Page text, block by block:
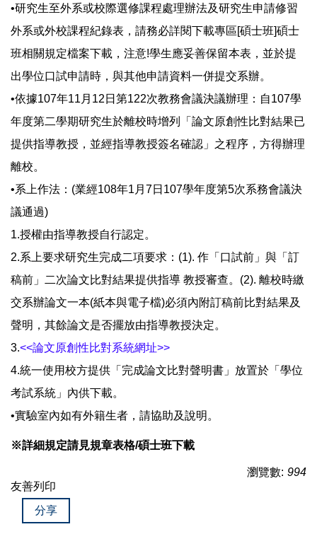
•研究生至外系或校際選修課程處理辦法及研究生申請修習
外系或外校課程紀錄表，請務必詳閱下載專區[碩士班]碩士
班相關規定檔案下載，注意!學生應妥善保留本表，並於提
出學位口試申請時，與其他申請資料一併提交系辦。
•依據107年11月12日第122次教務會議決議辦理：自107學
年度第二學期研究生於離校時增列「論文原創性比對結果已
提供指導教授，並經指導教授簽名確認」之程序，方得辦理
離校。
•系上作法：(業經108年1月7日107學年度第5次系務會議決
議通過)
1.授權由指導教授自行認定。
2.系上要求研究生完成二項要求：(1). 作「口試前」與「訂
稿前」二次論文比對結果提供指導 教授審查。(2). 離校時繳
交系辦論文一本(紙本與電子檔)必須內附訂稿前比對結果及
聲明，其餘論文是否擺放由指導教授決定。
3.<<論文原創性比對系統網址>>
4.統一使用校方提供「完成論文比對聲明書」放置於「學位
考試系統」內供下載。
•實驗室內如有外籍生者，請協助及說明。
※詳細規定請見規章表格/碩士班下載
瀏覽數: 994
友善列印
分享